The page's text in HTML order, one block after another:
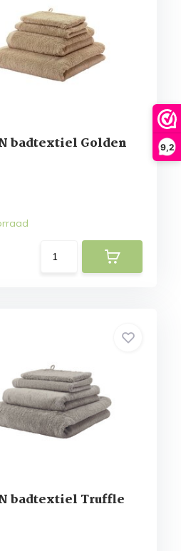
9,2
badtextiel Golden
badtextiel Truffle